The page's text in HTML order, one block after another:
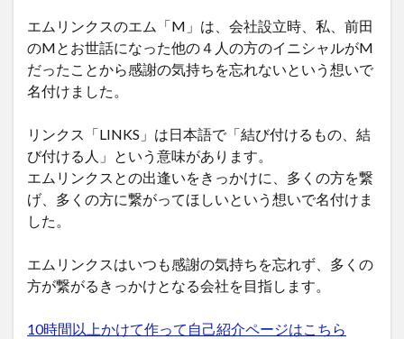
エムリンクスのエム「M」は、会社設立時、私、前田
のMとお世話になった他の４人の方のイニシャルがM
だったことから感謝の気持ちを忘れないという想いで
名付けました。
リンクス「LINKS」は日本語で「結び付けるもの、結
び付ける人」という意味があります。
エムリンクスとの出逢いをきっかけに、多くの方を繋
げ、多くの方に繋がってほしいという想いで名付けま
した。
エムリンクスはいつも感謝の気持ちを忘れず、多くの
方が繋がるきっかけとなる会社を目指します。
10時間以上かけて作って自己紹介ページはこちら